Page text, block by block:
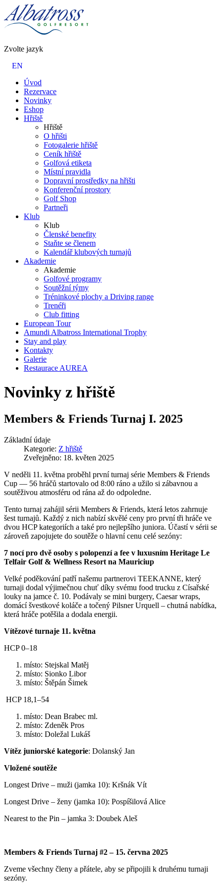
Zvolte jazyk
EN
Úvod
Rezervace
Novinky
Eshop
Hřiště
Hřiště
O hřišti
Fotogalerie hřiště
Ceník hřiště
Golfová etiketa
Místní pravidla
Dopravní prostředky na hřišti
Konferenční prostory
Golf Shop
Partneři
Klub
Klub
Členské benefity
Staňte se členem
Kalendář klubových turnajů
Akademie
Akademie
Golfové programy
Soutěžní týmy
Tréninkové plochy a Driving range
Trenéři
Club fitting
European Tour
Amundi Albatross International Trophy
Stay and play
Kontakty
Galerie
Restaurace AUREA
Novinky z hřiště
Members & Friends Turnaj I. 2025
Základní údaje
Kategorie: Z hřiště
Zveřejněno: 18. květen 2025
V neděli 11. května proběhl první turnaj série Members & Friends
Cup — 56 hráčů startovalo od 8:00 ráno a užilo si zábavnou a
soutěživou atmosféru od rána až do odpoledne.
Tento turnaj zahájil sérii Members & Friends, která letos zahrnuje
šest turnajů. Každý z nich nabízí skvělé ceny pro první tři hráče ve
dvou HCP kategoriích a také pro nejlepšího juniora. Účastí v sérii se
zároveň zapojujete do soutěže o hlavní cenu celé sezóny:
7 nocí pro dvě osoby s polopenzí a fee v luxusním Heritage Le
Telfair Golf & Wellness Resort na Mauriciup
Velké poděkování patří našemu partnerovi TEEKANNE, který
turnaji dodal výjimečnou chuť díky svému food trucku z Císařské
louky na jamce č. 10. Podávaly se mini burgery, Caesar wraps,
domácí švestkové koláče a točený Pilsner Urquell – chutná nabídka,
která hráče potěšila a dodala energii.
Vítězové turnaje 11. května
HCP 0–18
místo: Stejskal Matěj
místo: Sionko Libor
místo: Štěpán Šimek
HCP 18,1–54
místo: Dean Brabec ml.
místo: Zdeněk Pros
místo: Doležal Lukáš
Vítěz juniorské kategorie: Dolanský Jan
Vložené soutěže
Longest Drive – muži (jamka 10): Kršnák Vít
Longest Drive – ženy (jamka 10): Pospíšilová Alice
Nearest to the Pin – jamka 3: Doubek Aleš
Members & Friends Turnaj #2 – 15. června 2025
Zveme všechny členy a přátele, aby se připojili k druhému turnaji
sezóny.